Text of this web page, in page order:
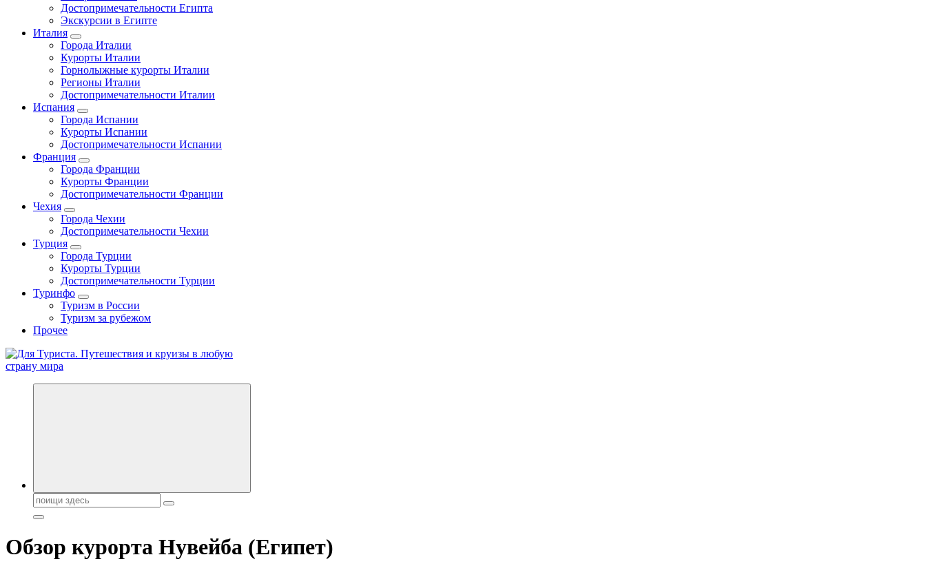
Достопримечательности Египта
Экскурсии в Египте
Италия
Города Италии
Курорты Италии
Горнолыжные курорты Италии
Регионы Италии
Достопримечательности Италии
Испания
Города Испании
Курорты Испании
Достопримечательности Испании
Франция
Города Франции
Курорты Франции
Достопримечательности Франции
Чехия
Города Чехии
Достопримечательности Чехии
Турция
Города Турции
Курорты Турции
Достопримечательности Турции
Туринфо
Туризм в России
Туризм за рубежом
Прочее
Новости туризма, куда поехать на отдых, где провести отпуск. Горящие туры, путёвки в дома отдыха, туристическое снаряжение, путеводители по странам мира
Поиск:
Обзор курорта Нувейба (Египет)